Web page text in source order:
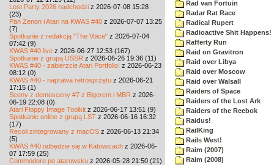
Lost Party 2026 nadchodzi z 2026-07-08 15:28
(23)
Pan Zenon i Atari na KWAS #40 z 2026-07-07 13:25
(7)
Spotkanie z redakcją "The Voice" z 2026-07-04
07:42 (9)
KWAS #40 live z 2026-06-27 12:53 (167)
Spotkanie z grupą USSR z 2026-06-26 19:36 (11)
KWAS #40 - zabierzcie Atari Portfolio! z 2026-06-23
08:12 (0)
KWAS #40 - naprawa retrosprzętu z 2026-06-21
17:15 (1)
Sceny z demosceny #7 z Bigerem i MBR z 2026-
06-19 22:08 (0)
Atari Floppy Image Toolkit z 2026-06-17 13:51 (9)
Spotkanie online z grupą LST z 2026-06-16 16:32
(17)
Recoil zintegrowany z macOS z 2026-06-13 21:34
(5)
KWAS #40 odbędzie się w Katowicach z 2026-06-
07 17:59 (25)
Commodore po atarowsku z 2026-05-28 21:50 (21)
Rad van Fortuin
Radar Rat Race
Radical Rupert
Radioactive Shit Happens!
Rafferty Run
Raid on Gravitron
Raid over Libya
Raid over Moscow
Raid over Walsall
Raiders of Space
Raiders of the Lost Ark
Raiders of the Reebok
Raidus!
RailKing
Rails West!
Raim (2007)
Raim (2008)